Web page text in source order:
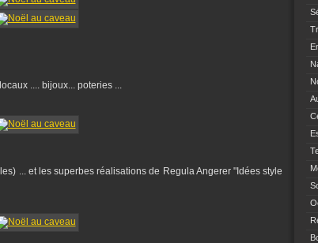
.... bijoux... poteries ...
... et les superbes réalisations de Regula Angerer "Idées style